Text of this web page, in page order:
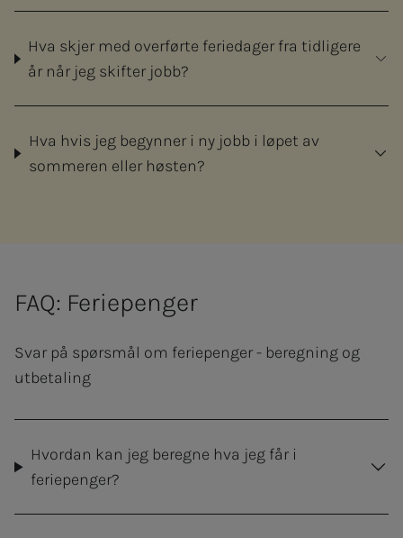
Hva skjer med overførte feriedager fra tidligere
år når jeg skifter jobb?
Hva hvis jeg begynner i ny jobb i løpet av
sommeren eller høsten?
FAQ: Feriepenger
Svar på spørsmål om feriepenger - beregning og
utbetaling
Hvordan kan jeg beregne hva jeg får i
feriepenger?